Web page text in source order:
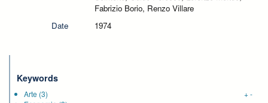
Fabrizio Borio, Renzo Villare
Date
1974
Keywords
Arte (3) +-